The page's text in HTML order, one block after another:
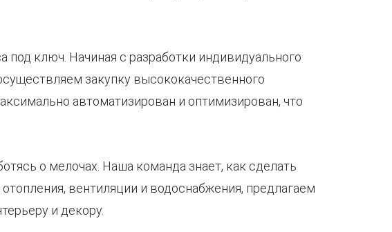
ключ. Начиная с разработки индивидуального
закупку высококачественного
автоматизирован и оптимизирован, что
о мелочах. Наша команда знает, как сделать
вентиляции и водоснабжения, предлагаем
и декору.